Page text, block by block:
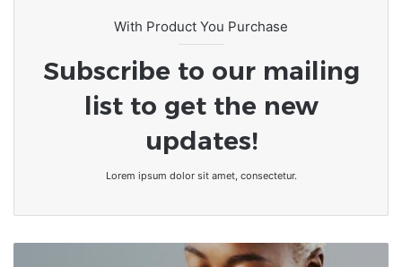
With Product You Purchase
Subscribe to our mailing
list to get the new
updates!
Lorem ipsum dolor sit amet, consectetur.